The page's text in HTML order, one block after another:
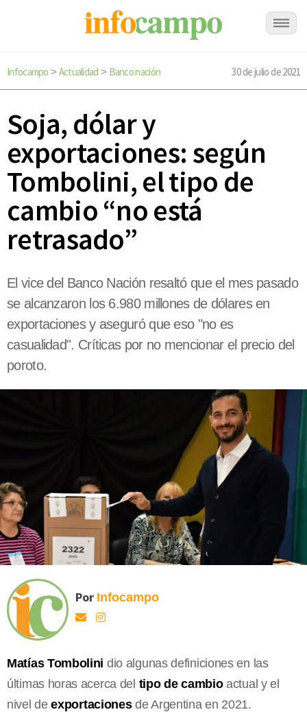
Infocampo > Actualidad > Banco nación 30 de julio de 2021
Soja, dólar y
exportaciones: según
Tombolini, el tipo de
cambio “no está
retrasado”
El vice del Banco Nación resaltó que el mes pasado
se alcanzaron los 6.980 millones de dólares en
exportaciones y aseguró que eso "no es
casualidad". Críticas por no mencionar el precio del
poroto.
Por Infocampo
Matías Tombolini dio algunas definiciones en las
últimas horas acerca del tipo de cambioactual y el
nivel deexportacionesde Argentina en 2021.